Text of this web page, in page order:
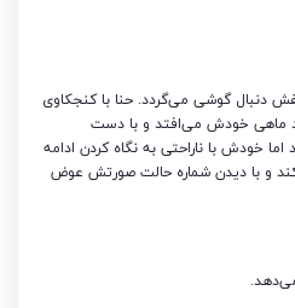
دنبال گوشی می‌گردد. حنا با کنجکاوی
ماهی خودش می‌افتد و با دست
خودش با ناراحتی به نگاه کردن ادامه
و با دیدن شماره حالت صورتش عوض